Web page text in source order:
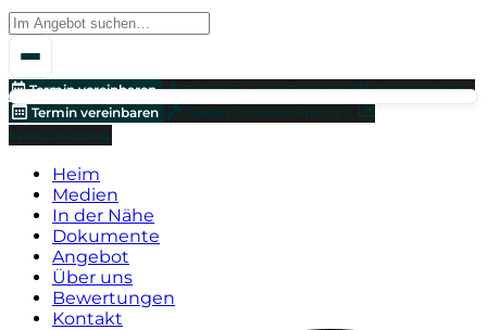
Termin vereinbaren Bieten Sie einen Preis an!
Wertschätzung
Termin vereinbaren
Bieten Sie einen Preis an!
Wertschätzung
Heim
Medien
In der Nähe
Dokumente
Angebot
Über uns
Bewertungen
Kontakt